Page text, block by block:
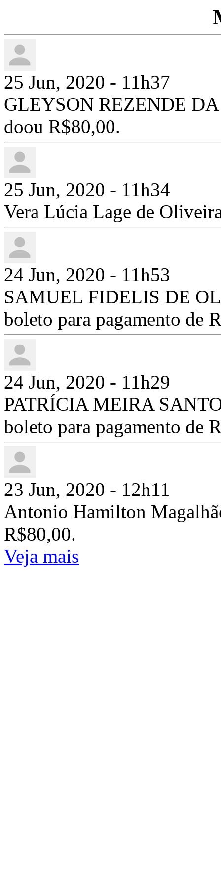
25 Jun, 2020 - 11h37
GLEYSON REZENDE
doou R$80,00.
25 Jun, 2020 - 11h34
Vera Lúcia Lage de
24 Jun, 2020 - 11h53
SAMUEL FIDELIS DE
boleto para pagamento de
24 Jun, 2020 - 11h29
PATRÍCIA MEIRA
boleto para pagamento de
23 Jun, 2020 - 12h11
Antonio Hamilton
R$80,00.
Veja mais